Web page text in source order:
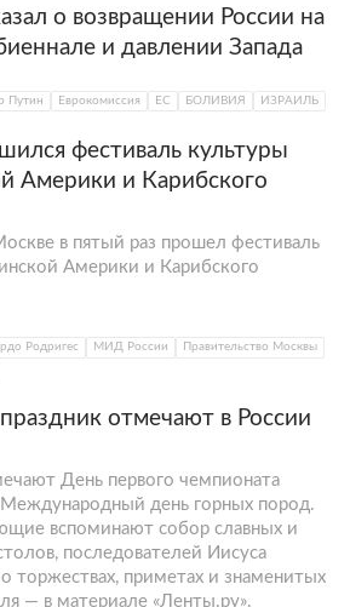
вольфрам и другие
сою, кофе, коку,
которые
миллионов местных
XVIII век страна
Перу, лишь в 1825 году
суверенитет и
— в честь борца за
в Южной Америке
Симона
Боливия участвовала во
войне с Чили. В
утратила выход к океану
месторождениями селитры
В 1952-м Боливии
в 1964-м — военный
спустя группа партизан
о возвращении России на
и давлении Запада
Путин Еврокомиссия ЕС БОЛИВИЯ ИЗРАИЛЬ
фестиваль культуры
Америки и Карибского
в пятый раз прошел фестиваль
Америки и Карибского
Родригес МИД России
Правительство Москвы
отмечают в России
День первого чемпионата
день горных пород.
вспоминают собор славных и
последователей Иисуса
торжествах, приметах и знаменитых
— в материале «Ленты.ру».